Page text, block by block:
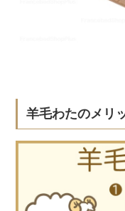
羊毛わたのメリ